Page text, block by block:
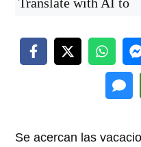
Se acercan las